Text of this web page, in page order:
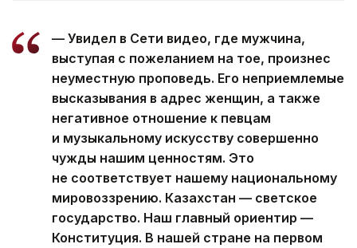
— Увидел в Сети видео, где мужчина,
выступая с пожеланием на тое, произнес
неуместную проповедь. Его неприемлемые
высказывания в адрес женщин, а также
негативное отношение к певцам
и музыкальному искусству совершенно
чужды нашим ценностям. Это
не соответствует нашему национальному
мировоззрению. Казахстан — светское
государство. Наш главный ориентир —
Конституция. В нашей стране на первом